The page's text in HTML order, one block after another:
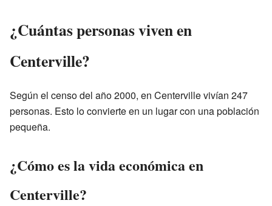
¿Cuántas personas viven en
Centerville?
Según el censo del año 2000, en Centerville vivían 247
personas. Esto lo convierte en un lugar con una población
pequeña.
¿Cómo es la vida económica en
Centerville?